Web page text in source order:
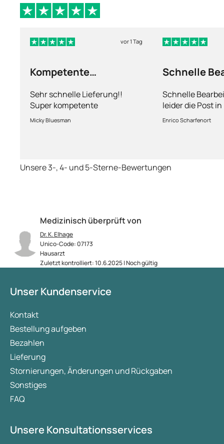
Medizinisch überprüft von
Dr. K. Elhage
Unico-Code: 07173
Hausarzt
Zuletzt kontrolliert: 10.6.2025 | Noch gültig
vor 1 Tag
Kompetente
Sehr schnelle Lieferung!!
Super kompetente
Abhandlung!
Micky Bluesman
Schnelle
Schnelle
leider die Post
kriegt es nicht
dauert obwohl
Enrico Scharfenort
Unsere 3-, 4- und 5-Sterne-Bewertungen
Unser Kundenservice
Kontakt
Bestellung aufgeben
Bezahlen
Lieferung
Stornierungen, Änderungen und Rückgaben
Sonstiges
FAQ
Unsere Konsultationsservices